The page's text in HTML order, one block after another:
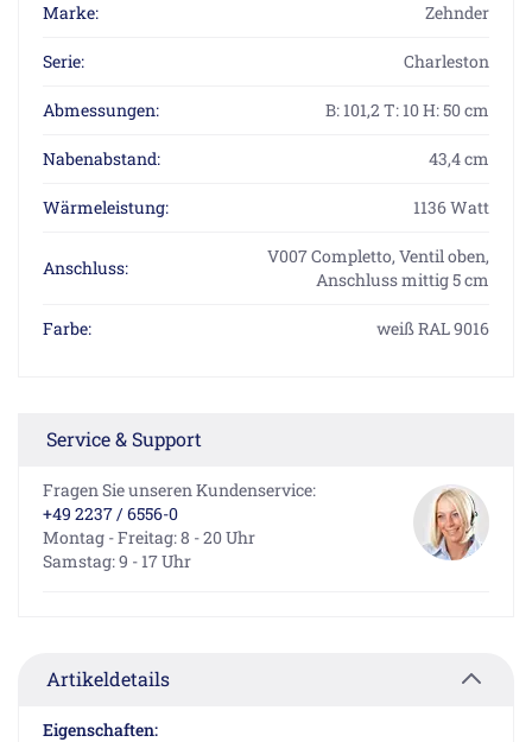
Marke: Zehnder
Serie: Charleston
Abmessungen: B: 101,2 T: 10 H: 50 cm
Nabenabstand: 43,4 cm
Wärmeleistung: 1136 Watt
Anschluss:
V007 Completto, Ventil oben,
Anschluss mittig 5 cm
Farbe: weiß RAL 9016
Service & Support
Fragen Sie unseren Kundenservice:
+49 2237 / 6556-0
Montag - Freitag: 8 - 20 Uhr
Samstag: 9 - 17 Uhr
Artikeldetails
Eigenschaften: